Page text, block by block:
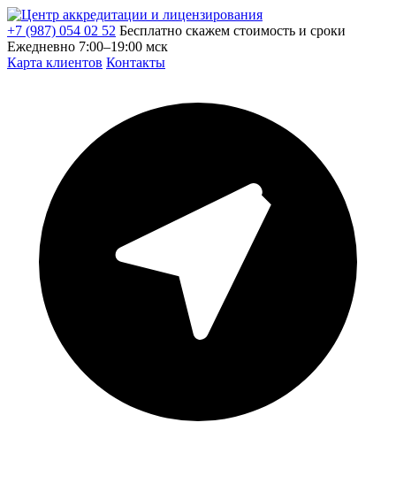
+7 (987) 054 02 52 Бесплатно скажем стоимость и сроки
Ежедневно 7:00–19:00 мск
Карта клиентов Контакты